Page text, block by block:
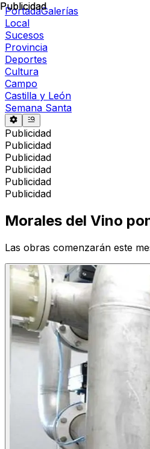
PortadaGalerías
Local
Sucesos
Provincia
Deportes
Cultura
Campo
Castilla y León
Semana Santa
Publicidad
Publicidad
Publicidad
Publicidad
Publicidad
Publicidad
Publicidad
Morales del Vino
Las obras comenzarán este
Publicidad